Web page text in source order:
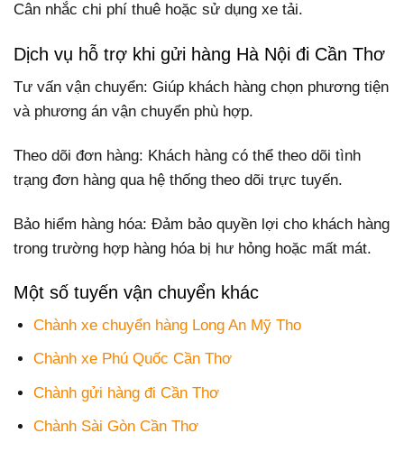
Cân nhắc chi phí thuê hoặc sử dụng xe tải.
Dịch vụ hỗ trợ khi gửi hàng Hà Nội đi Cần Thơ
Tư vấn vận chuyển: Giúp khách hàng chọn phương tiện
và phương án vận chuyển phù hợp.
Theo dõi đơn hàng: Khách hàng có thể theo dõi tình
trạng đơn hàng qua hệ thống theo dõi trực tuyến.
Bảo hiểm hàng hóa: Đảm bảo quyền lợi cho khách hàng
trong trường hợp hàng hóa bị hư hỏng hoặc mất mát.
Một số tuyến vận chuyển khác
Chành xe chuyển hàng Long An Mỹ Tho
Chành xe Phú Quốc Cần Thơ
Chành gửi hàng đi Cần Thơ
Chành Sài Gòn Cần Thơ